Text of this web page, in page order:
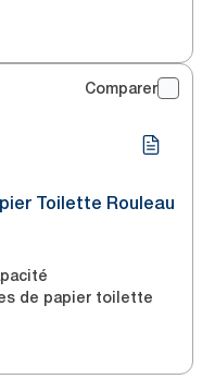
Comparer
Toilette Rouleau
de papier toilette